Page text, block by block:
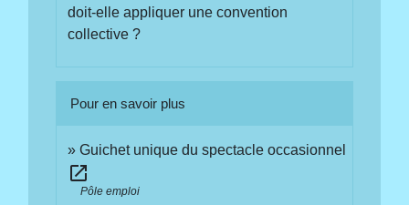
doit-elle appliquer une convention
collective ?
Pour en savoir plus
Guichet unique du spectacle occasionnel
open_in_new
Pôle emploi